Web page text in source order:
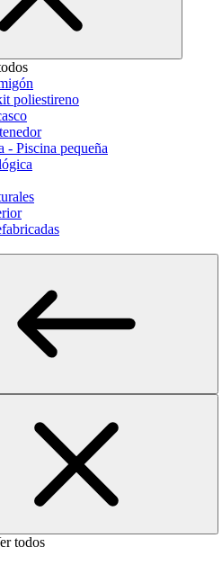
poliestireno
- Piscina pequeña
todos